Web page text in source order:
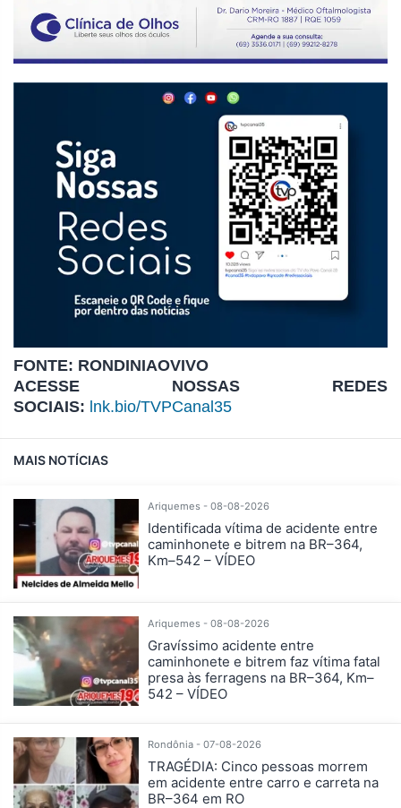
FONTE: RONDINIAOVIVO
ACESSE NOSSAS REDES
SOCIAIS: lnk.bio/TVPCanal35
MAIS NOTÍCIAS
Ariquemes - 08-08-2026
Identificada vítima de acidente entre
caminhonete e bitrem na BR–364,
Km–542 – VÍDEO
Ariquemes - 08-08-2026
Gravíssimo acidente entre
caminhonete e bitrem faz vítima fatal
presa às ferragens na BR–364, Km–
542 – VÍDEO
Rondônia - 07-08-2026
TRAGÉDIA: Cinco pessoas morrem
em acidente entre carro e carreta na
BR–364 em RO